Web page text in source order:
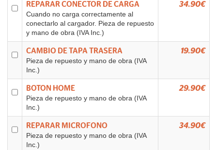
REPARAR CONECTOR DE CARGA
Cuando no carga correctamente al
conectarlo al cargador. Pieza de repuesto
y mano de obra (IVA Inc.)
34.90€
CAMBIO DE TAPA TRASERA
Pieza de repuesto y mano de obra (IVA
Inc.)
19.90€
BOTON HOME
Pieza de repuesto y mano de obra (IVA
Inc.)
29.90€
REPARAR MICROFONO
Pieza de repuesto y mano de obra (IVA
Inc.)
34.90€